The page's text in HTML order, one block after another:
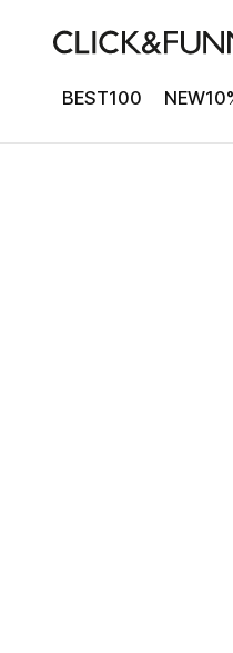
BEST100
절개 디테
퍼펙트절개핏 6부데님